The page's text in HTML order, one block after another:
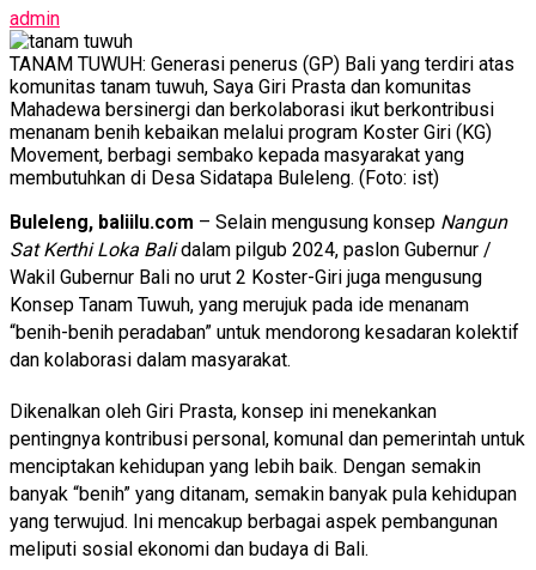
admin
TANAM TUWUH: Generasi penerus (GP) Bali yang terdiri atas
komunitas tanam tuwuh, Saya Giri Prasta dan komunitas
Mahadewa bersinergi dan berkolaborasi ikut berkontribusi
menanam benih kebaikan melalui program Koster Giri (KG)
Movement, berbagi sembako kepada masyarakat yang
membutuhkan di Desa Sidatapa Buleleng. (Foto: ist)
Buleleng, baliilu.com – Selain mengusung konsep Nangun
Sat Kerthi Loka Balidalam pilgub 2024, paslon Gubernur /
Wakil Gubernur Bali no urut 2 Koster-Giri juga mengusung
Konsep Tanam Tuwuh, yang merujuk pada ide menanam
“benih-benih peradaban” untuk mendorong kesadaran kolektif
dan kolaborasi dalam masyarakat.
Dikenalkan oleh Giri Prasta, konsep ini menekankan
pentingnya kontribusi personal, komunal dan pemerintah untuk
menciptakan kehidupan yang lebih baik. Dengan semakin
banyak “benih” yang ditanam, semakin banyak pula kehidupan
yang terwujud. Ini mencakup berbagai aspek pembangunan
meliputi sosial ekonomi dan budaya di Bali.